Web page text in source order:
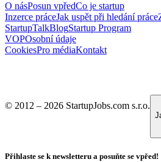
O násPosun vpředCo je startup
Inzerce práceJak uspět při hledání práce
StartupTalkBlogStartup Program
VOPOsobní údaje
CookiesPro médiaKontakt
© 2012 – 2026 StartupJobs.com s.r.o.
Přihlaste se k newsletteru a posuňte se vpřed!